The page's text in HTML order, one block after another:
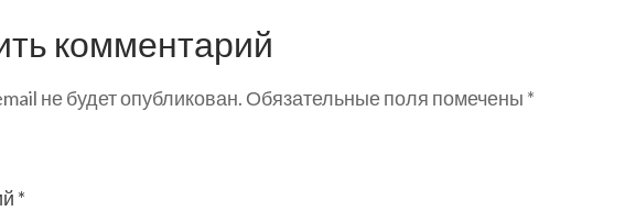
комментарий
не будет опубликован. Обязательные поля помечены *
*